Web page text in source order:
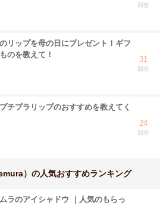
回答
リップを母の日にプレゼント！ギフ
のを教えて！
31
回答
チプラリップのおすすめを教えてく
24
回答
） の人気おすすめランキング
ラのアイシャドウ ｜人気のもらっ